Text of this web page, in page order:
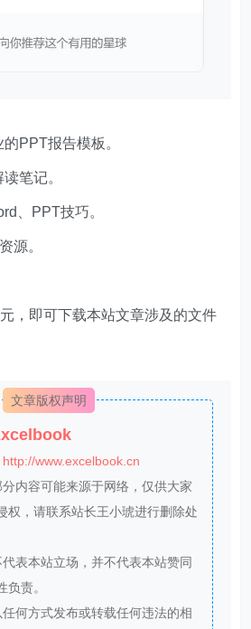
PPT报告模板。
笔记。
、PPT技巧。
源。
，即可下载本站文章涉及的文件
文章版权声明
http://www.excelbook.cn
内容可能来源于网络，仅供大家
权，请联系站长王小琥进行删除处
表本站立场，并不代表本站赞同
负责。
何方式发布或转载任何违法的相